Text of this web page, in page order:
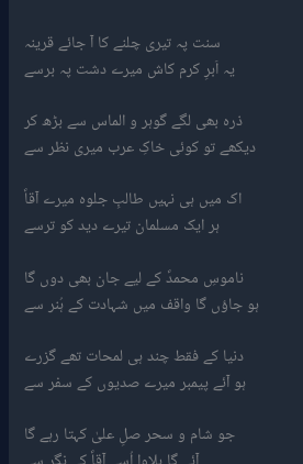
سنت پہ تیری چلنے کا آ جائے قرینہ
یہ اَبرِ کرم کاش میرے دشت پہ برسے
ذرہ بھی لگے گوہر و الماس سے بڑھ کر
دیکھے تو کوئی خاکِ عرب میری نظر سے
اک میں ہی نہیں طالبِ جلوہ میرے آقاؐ
ہر ایک مسلمان تیرے دید کو ترسے
ناموسِ محمدؐ کے لیے جان بھی دوں گا
ہو جاؤں گا واقف میں شہادت کے ہُنر سے
دنیا کے فقط چند ہی لمحات تھے گزرے
ہو آئے پیمبر میرے صدیوں کے سفر سے
جو شام و سحر صلِ علیٰ کہتا رہے گا
آئے گا بلاوا اُسے آقاؐ کے نگر سے